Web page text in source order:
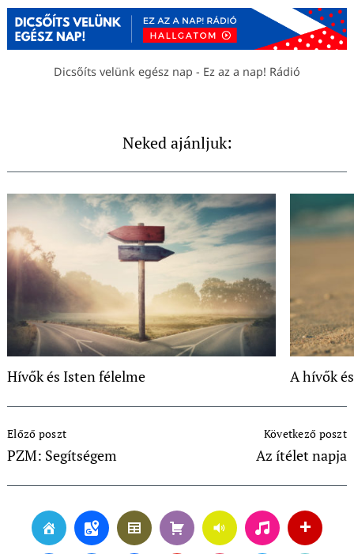
Dicsőíts velünk egész nap - Ez az a nap! Rádió
Neked ajánljuk:
Hívők és Isten félelme A hívők
Navigation
Előző poszt
PZM: Segítségem
Következő poszt
Az ítélet napja